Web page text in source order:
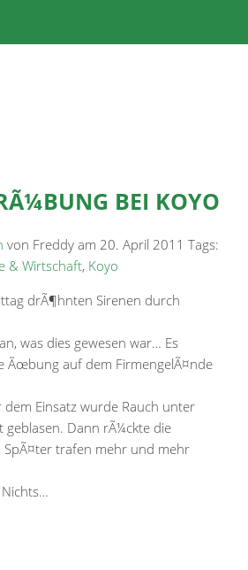
BEI KOYO
von Freddy am 20. April 2011 Tags:
& Wirtschaft, Koyo
drÃ¶hnten Sirenen durch
was dies gewesen war… Es
Ãœbung auf dem FirmengelÃ¤nde
Einsatz wurde Rauch unter
geblasen. Dann rÃ¼ckte die
SpÃ¤ter trafen mehr und mehr
Nichts…